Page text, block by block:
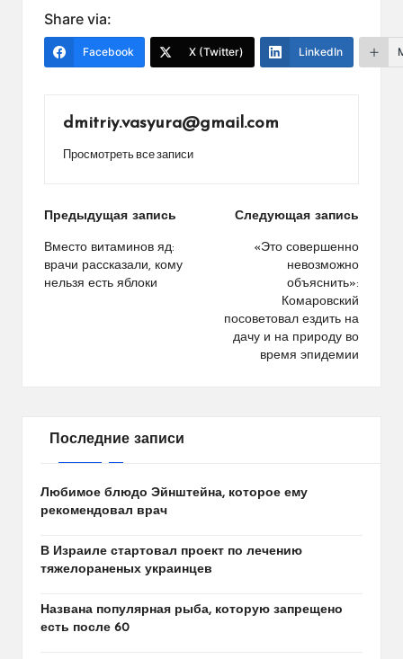
Share via:
Facebook X (Twitter) LinkedIn
dmitriy.vasyura@gmail.com
Просмотреть все записи
Навигация
по
записям
Предыдущая запись
Вместо витаминов яд:
врачи рассказали, кому
нельзя есть яблоки
Следующая запись
«Это совершенно
невозможно
объяснить»:
Комаровский
посоветовал ездить на
дачу и на природу во
время эпидемии
Последние записи
Любимое блюдо Эйнштейна, которое ему
рекомендовал врач
В Израиле стартовал проект по лечению
тяжелораненых украинцев
Названа популярная рыба, которую запрещено
есть после 60